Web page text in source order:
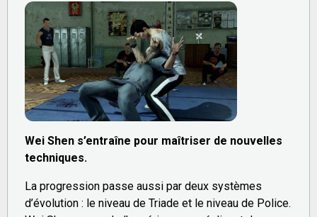
Wei Shen s’entraîne pour maîtriser de nouvelles
techniques.
La progression passe aussi par deux systèmes
d’évolution : le niveau de Triade et le niveau de Police.